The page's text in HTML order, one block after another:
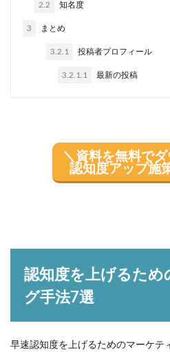
2.2 知名度
3 まとめ
3.2.1 投稿者プロフィール
3.2.1.1 最新の投稿
＼資料を無料で
認知度アップ施
認知度を上げるため
グ手法7選
早速認知度を上げるためのマーケテ